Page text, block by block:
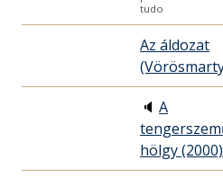
tudo
Az áldozat
🔈 A
hölgy (2000)